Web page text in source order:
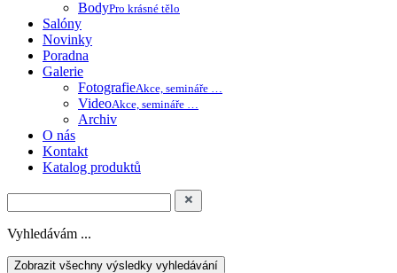
BodyPro krásné tělo
Salóny
Novinky
Poradna
Galerie
FotografieAkce, semináře …
VideoAkce, semináře …
Archiv
O nás
Kontakt
Katalog produktů
Vyhledávám ...
Zobrazit všechny výsledky vyhledávání